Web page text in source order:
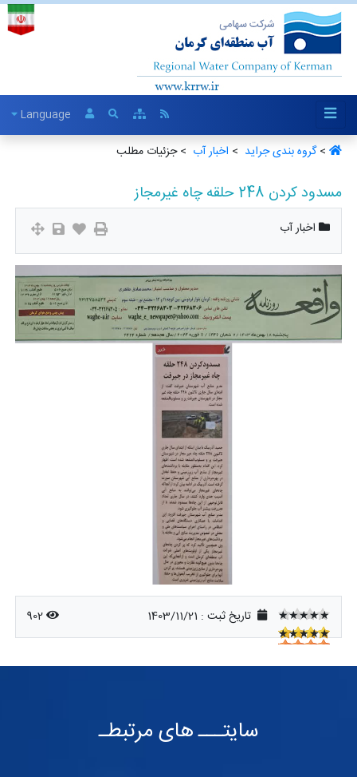
Language
>گروه بندی جراید ‏ > اخبار آب ‏ > جزئیات مطلب
مسدود کردن 248 حلقه چاه غیرمجاز
اخبار آب
★★★★★
★★★★★
★★★★★
تاریخ ثبت : 1403/11/21
902
سایتـــ های مرتبطـ